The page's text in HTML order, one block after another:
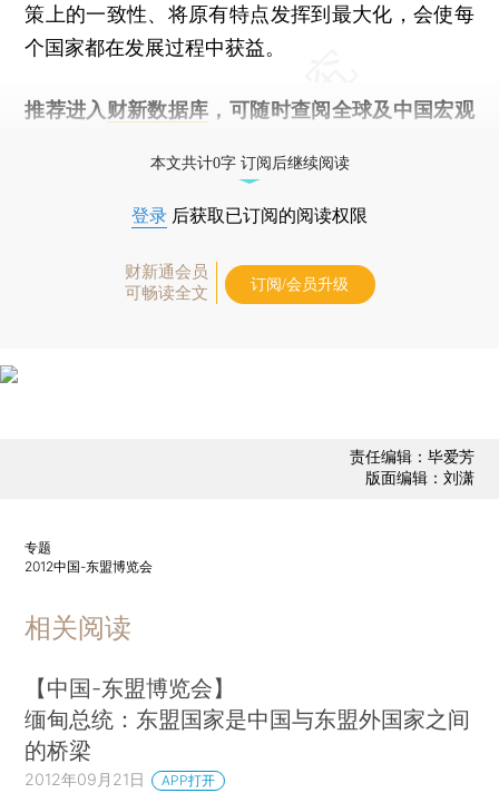
策上的一致性、将原有特点发挥到最大化，会使每
个国家都在发展过程中获益。
推荐进入 财新数据库 ，可随时查阅全球及中国宏观
本文共计0字 订阅后继续阅读
登录 后获取已订阅的阅读权限
财新通会员
可畅读全文
订阅/会员升级
责任编辑：毕爱芳
版面编辑：刘潇
专题
2012中国-东盟博览会
相关阅读
【中国-东盟博览会】
缅甸总统：东盟国家是中国与东盟外国家之间
的桥梁
2012年09月21日 APP打开